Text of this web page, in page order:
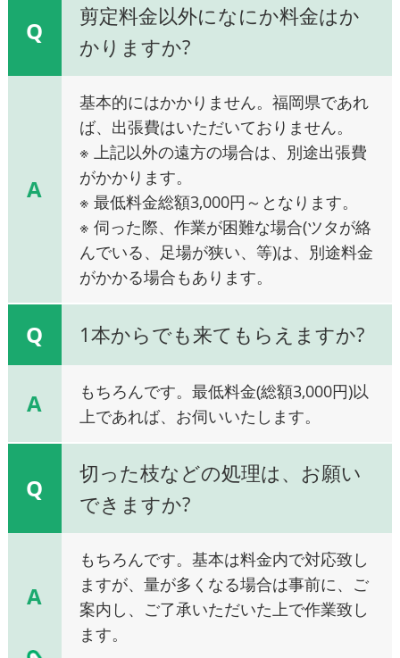
Q
剪定料金以外になにか料金はか
かりますか?
A
基本的にはかかりません。福岡県であれ
ば、出張費はいただいておりません。
※ 上記以外の遠方の場合は、別途出張費
がかかります。
※ 最低料金総額3,000円～となります。
※ 伺った際、作業が困難な場合(ツタが絡
んでいる、足場が狭い、等)は、別途料金
がかかる場合もあります。
Q 1本からでも来てもらえますか?
A
もちろんです。最低料金(総額3,000円)以
上であれば、お伺いいたします。
Q
切った枝などの処理は、お願い
できますか?
A
もちろんです。基本は料金内で対応致し
ますが、量が多くなる場合は事前に、ご
案内し、ご了承いただいた上で作業致し
ます。